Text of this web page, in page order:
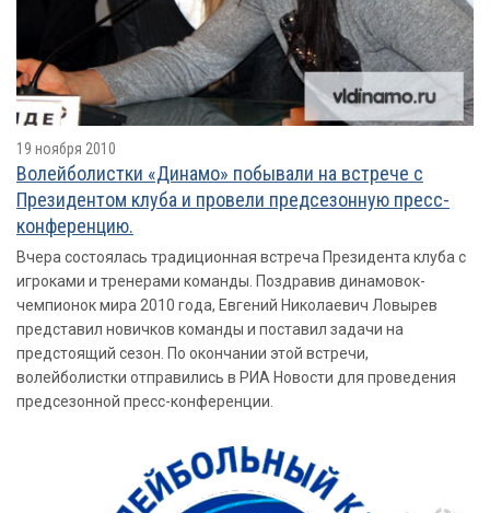
19 ноября 2010
Волейболистки «Динамо» побывали на встрече с
Президентом клуба и провели предсезонную пресс-
конференцию.
Вчера состоялась традиционная встреча Президента клуба с
игроками и тренерами команды. Поздравив динамовок-
чемпионок мира 2010 года, Евгений Николаевич Ловырев
представил новичков команды и поставил задачи на
предстоящий сезон. По окончании этой встречи,
волейболистки отправились в РИА Новости для проведения
предсезонной пресс-конференции.